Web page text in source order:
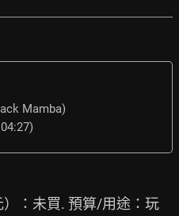
Mamba)
：未買. 預算/用途：玩